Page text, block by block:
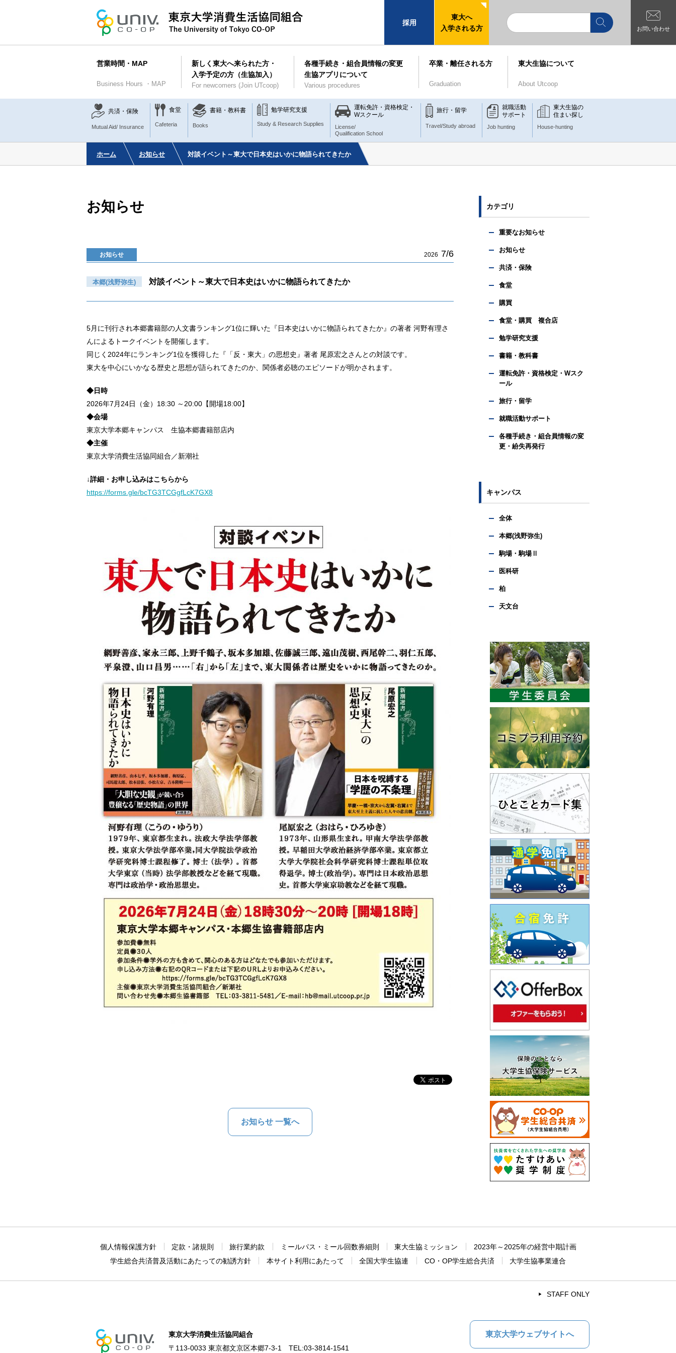
採用
東大へ
入学される方
お問い合わせ
営業時間・MAP
Business Hours ・MAP
新しく東大へ来られた方・
入学予定の方（生協加入）
For newcomers (Join UTcoop)
各種手続き・組合員情報の変更
生協アプリについて
Various procedures
卒業・離任される方
Graduation
東大生協について
About Utcoop
共済・保険
Mutual Aid/ Insurance
食堂
Cafeteria
書籍・教科書
Books
勉学研究支援
Study & Research Supplies
運転免許・資格検定・
Wスクール
License/
Qualification School
旅行・留学
Travel/Study abroad
就職活動
サポート
Job hunting
東大生協の
住まい探し
House-hunting
ホーム お知らせ 対談イベント～東大で日本史はいかに物語られてきたか
お知らせ
お知らせ 2026 7/6
本郷(浅野弥生) 対談イベント～東大で日本史はいかに物語られてきたか
5月に刊行され本郷書籍部の人文書ランキング1位に輝いた『日本史はいかに物語られてきたか』の著者 河野有理さ
んによるトークイベントを開催します。
同じく2024年にランキング1位を獲得した『「反・東大」の思想史』著者 尾原宏之さんとの対談です。
東大を中心にいかなる歴史と思想が語られてきたのか、関係者必聴のエピソードが明かされます。
◆日時
2026年7月24日（金）18:30 ～20:00【開場18:00】
◆会場
東京大学本郷キャンパス 生協本郷書籍部店内
◆主催
東京大学消費生活協同組合／新潮社
↓詳細・お申し込みはこちらから
https://forms.gle/bcTG3TCGgfLcK7GX8
お知らせ 一覧へ
カテゴリ
重要なお知らせ
お知らせ
共済・保険
食堂
購買
食堂・購買 複合店
勉学研究支援
書籍・教科書
運転免許・資格検定・Wスク
ール
旅行・留学
就職活動サポート
各種手続き・組合員情報の変
更・紛失再発行
キャンパス
全体
本郷(浅野弥生)
駒場・駒場Ⅱ
医科研
柏
天文台
個人情報保護方針 定款・諸規則 旅行業約款 ミールパス・ミール回数券細則 東大生協ミッション
2023年～2025年の経営中期計画
学生総合共済普及活動にあたっての勧誘方針 本サイト利用にあたって 全国大学生協連 CO・OP学生総合共済 大学生協事業連合
STAFF ONLY
東京大学消費生活協同組合
〒113-0033 東京都文京区本郷7-3-1 TEL:03-3814-1541
東京大学ウェブサイトへ